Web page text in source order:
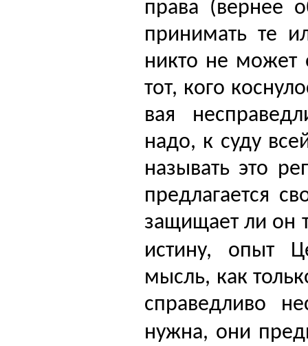
права (вернее
принимать те
никто не может
тот, кого
вая
надо, к суду
называть это
предлагается
защищает ли он
истину, опыт
мысль, как
справедливо
нужна, они